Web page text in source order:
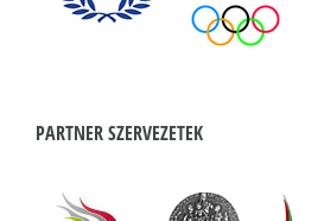
PARTNER SZERVEZETEK